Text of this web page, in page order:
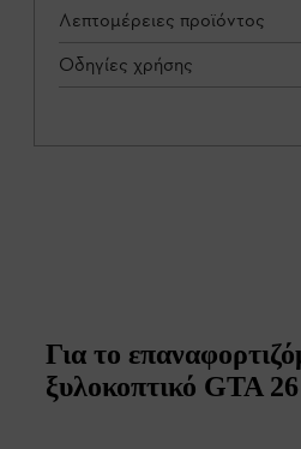
Λεπτομέρειες προϊόντος
Οδηγίες χρήσης
Για το
ξυλοκοπτικό GTA 26